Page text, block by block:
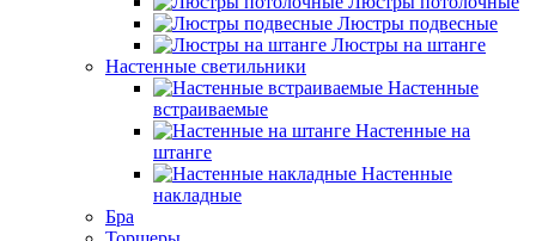
Люстры подвесные
Люстры на штанге
Настенные светильники
Настенные
встраиваемые
Настенные на
штанге
Настенные
накладные
Бра